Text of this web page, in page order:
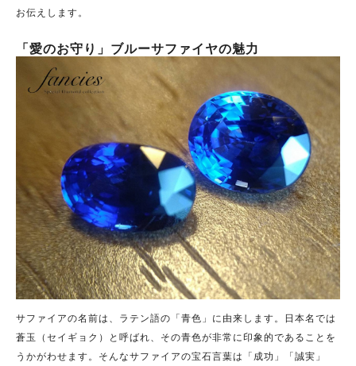
お伝えします。
「愛のお守り」ブルーサファイヤの魅力
サファイアの名前は、ラテン語の「青色」に由来します。日本名では
蒼玉（セイギョク）と呼ばれ、その青色が非常に印象的であることを
うかがわせます。そんなサファイアの宝石言葉は「成功」「誠実」